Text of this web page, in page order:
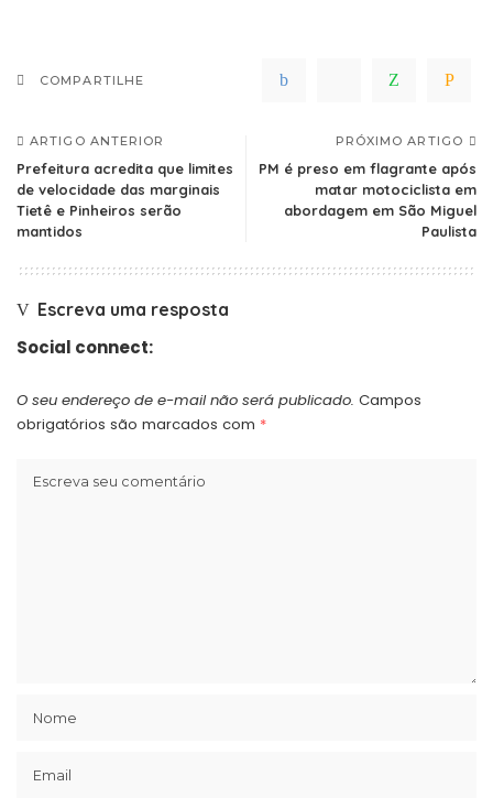
COMPARTILHE
ARTIGO ANTERIOR
Prefeitura acredita que limites
de velocidade das marginais
Tietê e Pinheiros serão
mantidos
PRÓXIMO ARTIGO
PM é preso em flagrante após
matar motociclista em
abordagem em São Miguel
Paulista
Escreva uma resposta
Social connect:
O seu endereço de e-mail não será publicado. Campos
obrigatórios são marcados com *